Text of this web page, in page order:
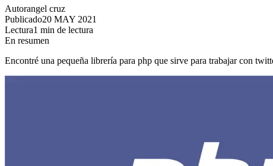
Autorangel cruz
Publicado20 MAY 2021
Lectura1 min de lectura
En resumen
Encontré una pequeña librería para php que sirve para trabajar con